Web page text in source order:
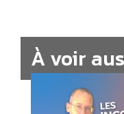
À voir